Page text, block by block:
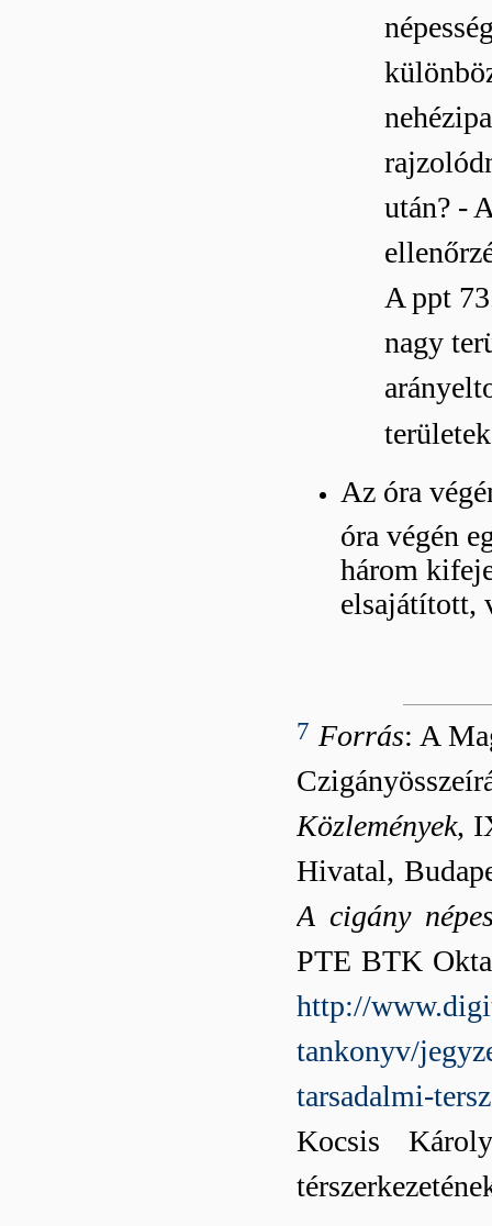
után? -
A ppt
nagy
Az óra
óra végén
három
elsajátított,
7 Forrás: A
Közlemények,
Hivatal,
A cigány
PTE BTK
http://
tankonyv/
tarsadalmi-
Kocsis